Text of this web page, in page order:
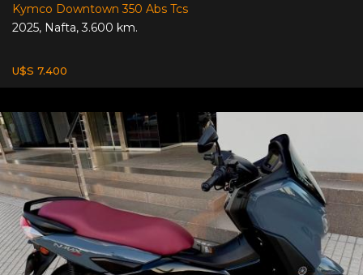
Kymco Downtown 350 Abs Tcs
2025, Nafta,3.600 km.
U$S 7.400